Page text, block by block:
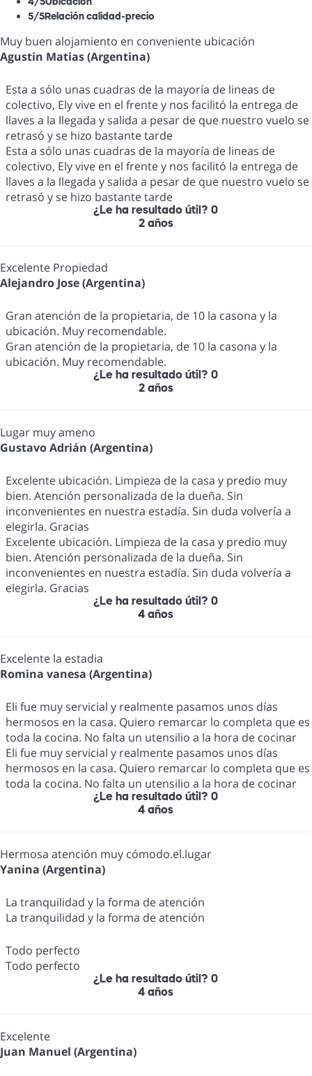
4/5Ubicación
5/5Relación calidad-precio
Muy buen alojamiento en conveniente ubicación
Agustin Matias (Argentina)
Esta a sólo unas cuadras de la mayoría de lineas de
colectivo, Ely vive en el frente y nos facilitó la entrega de
llaves a la llegada y salida a pesar de que nuestro vuelo se
retrasó y se hizo bastante tarde
Esta a sólo unas cuadras de la mayoría de lineas de
colectivo, Ely vive en el frente y nos facilitó la entrega de
llaves a la llegada y salida a pesar de que nuestro vuelo se
retrasó y se hizo bastante tarde
¿Le ha resultado útil? 0
2 años
Excelente Propiedad
Alejandro Jose (Argentina)
Gran atención de la propietaria, de 10 la casona y la
ubicación. Muy recomendable.
Gran atención de la propietaria, de 10 la casona y la
ubicación. Muy recomendable.
¿Le ha resultado útil? 0
2 años
Lugar muy ameno
Gustavo Adrián (Argentina)
Excelente ubicación. Limpieza de la casa y predio muy
bien. Atención personalizada de la dueña. Sin
inconvenientes en nuestra estadía. Sin duda volvería a
elegirla. Gracias
Excelente ubicación. Limpieza de la casa y predio muy
bien. Atención personalizada de la dueña. Sin
inconvenientes en nuestra estadía. Sin duda volvería a
elegirla. Gracias
¿Le ha resultado útil? 0
4 años
Excelente la estadia
Romina vanesa (Argentina)
Eli fue muy servicial y realmente pasamos unos días
hermosos en la casa. Quiero remarcar lo completa que es
toda la cocina. No falta un utensilio a la hora de cocinar
Eli fue muy servicial y realmente pasamos unos días
hermosos en la casa. Quiero remarcar lo completa que es
toda la cocina. No falta un utensilio a la hora de cocinar
¿Le ha resultado útil? 0
4 años
Hermosa atención muy cómodo.el.lugar
Yanina (Argentina)
La tranquilidad y la forma de atención
La tranquilidad y la forma de atención
Todo perfecto
Todo perfecto
¿Le ha resultado útil? 0
4 años
Excelente
Juan Manuel (Argentina)